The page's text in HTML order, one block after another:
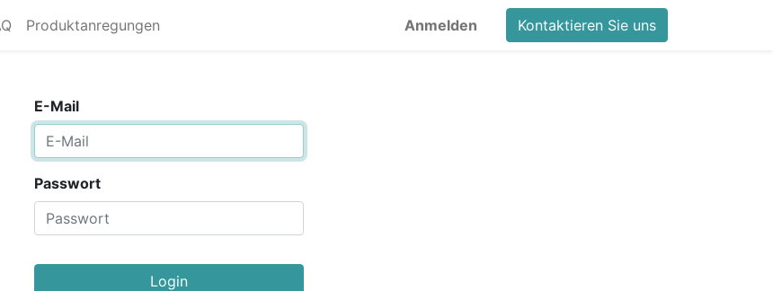
Produktanregungen Anmelden Kontaktieren Sie uns
E-Mail
Passwort
Login